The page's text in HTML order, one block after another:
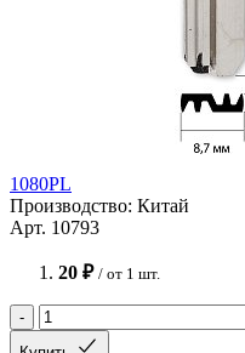
1080PL
Производство: Китай
Арт. 10793
20 ₽ / от 1 шт.
-